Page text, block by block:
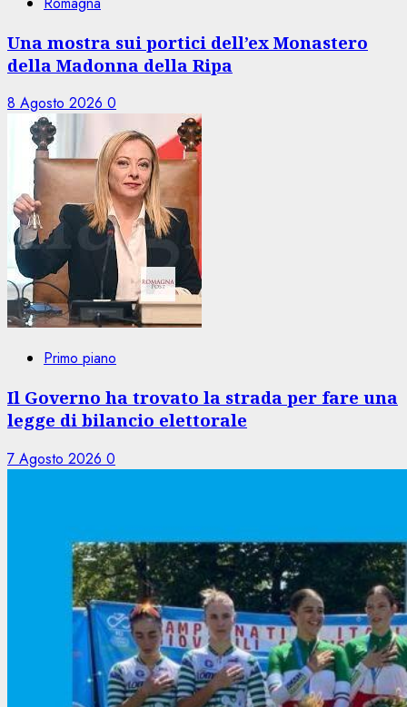
Una mostra sui portici dell’ex Monastero
della Madonna della Ripa
8 Agosto 2026 0
Primo piano
Il Governo ha trovato la strada per fare una
legge di bilancio elettorale
7 Agosto 2026 0